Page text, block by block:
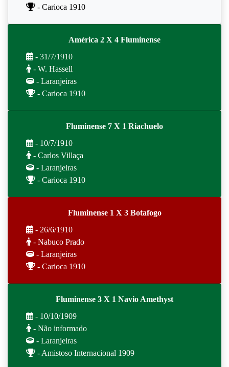
- Carioca 1910
América 2 X 4 Fluminense
- 31/7/1910
- W. Hassell
- Laranjeiras
- Carioca 1910
Fluminense 7 X 1 Riachuelo
- 10/7/1910
- Carlos Villaça
- Laranjeiras
- Carioca 1910
Fluminense 1 X 3 Botafogo
- 26/6/1910
- Nabuco Prado
- Laranjeiras
- Carioca 1910
Fluminense 3 X 1 Navio Amethyst
- 10/10/1909
- Não informado
- Laranjeiras
- Amistoso Internacional 1909